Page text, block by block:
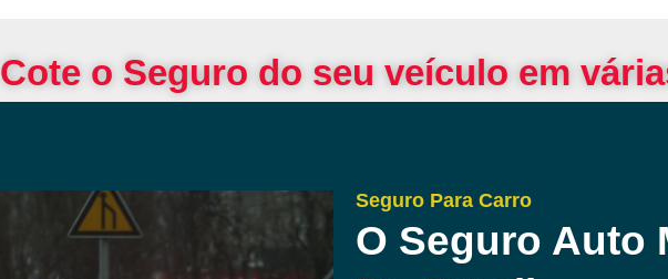
Cote o Seguro do seu veículo em
Seguro Para Carro
O Seguro Auto